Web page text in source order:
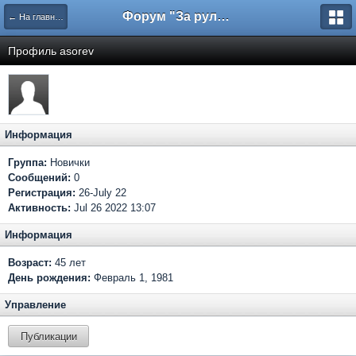
← На главную Форум "За рулем"
Профиль asorev
Информация
Группа: Новички
Сообщений: 0
Регистрация: 26-July 22
Активность: Jul 26 2022 13:07
Информация
Возраст: 45 лет
День рождения: Февраль 1, 1981
Управление
Публикации